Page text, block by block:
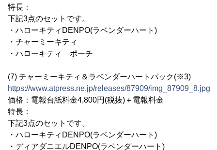
特長：
下記3点のセットです。
・ハローキティDENPO(ラベンダーハート)
・チャーミーキティ
・ハローキティ ポーチ
(7) チャーミーキティ＆ラベンダーハートパック(※3)
https://www.atpress.ne.jp/releases/87909/img_87909_8.jpg
価格：電報台紙料金4,800円(税抜)＋電報料金
特長：
下記3点のセットです。
・ハローキティDENPO(ラベンダーハート)
・ディアダニエルDENPO(ラベンダーハート)